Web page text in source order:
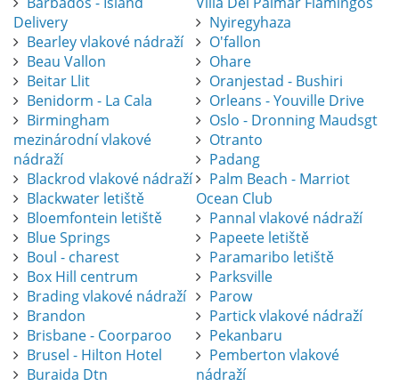
Delivery
Bearley vlakové nádraží
Beau Vallon
Beitar Llit
Benidorm - La Cala
Birmingham
mezinárodní vlakové
nádraží
Blackrod vlakové nádraží
Blackwater letiště
Bloemfontein letiště
Blue Springs
Boul - charest
Box Hill centrum
Brading vlakové nádraží
Brandon
Brisbane - Coorparoo
Brusel - Hilton Hotel
Buraida Dtn
Nyiregyhaza
O'fallon
Ohare
Oranjestad - Bushiri
Orleans - Youville Drive
Oslo - Dronning Maudsgt
Otranto
Padang
Palm Beach - Marriot
Ocean Club
Pannal vlakové nádraží
Papeete letiště
Paramaribo letiště
Parksville
Parow
Partick vlakové nádraží
Pekanbaru
Pemberton vlakové
nádraží